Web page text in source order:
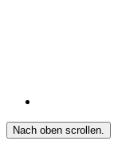
Nach oben scrollen.